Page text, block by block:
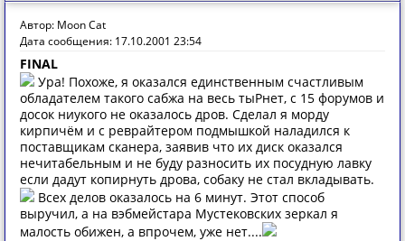
Автор: Moon Cat
Дата сообщения: 17.10.2001 23:54
FINAL
Ура! Похоже, я оказался единственным счастливым
обладателем такого сабжа на весь тыРнет, с 15 форумов и
досок ниукого не оказалось дров. Сделал я морду
кирпичём и с реврайтером подмышкой наладился к
поставщикам сканера, заявив что их диск оказался
нечитабельным и не буду разносить их посудную лавку
если дадут копирнуть дрова, собаку не стал вкладывать.
Всех делов оказалось на 6 минут. Этот способ
выручил, а на вэбмейстара Мустековских зеркал я
малость обижен, а впрочем, уже нет....